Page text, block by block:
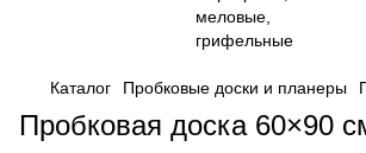
Каталог Пробковые доски и планеры
Пробковая доска 60×90